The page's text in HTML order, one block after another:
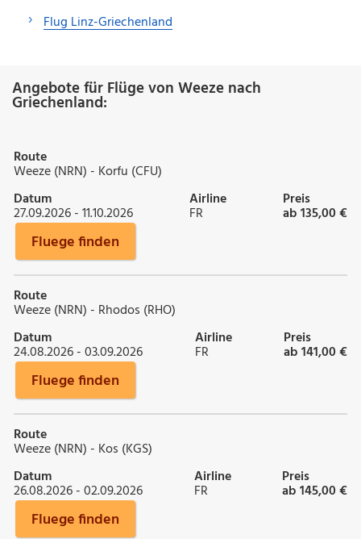
Flug Linz-Griechenland
Angebote für Flüge von Weeze nach
Griechenland:
Route
Weeze (NRN) - Korfu (CFU)
Datum
27.09.2026 - 11.10.2026
Airline
FR
Preis
ab 135,00 €
Fluege finden
Route
Weeze (NRN) - Rhodos (RHO)
Datum
24.08.2026 - 03.09.2026
Airline
FR
Preis
ab 141,00 €
Fluege finden
Route
Weeze (NRN) - Kos (KGS)
Datum
26.08.2026 - 02.09.2026
Airline
FR
Preis
ab 145,00 €
Fluege finden